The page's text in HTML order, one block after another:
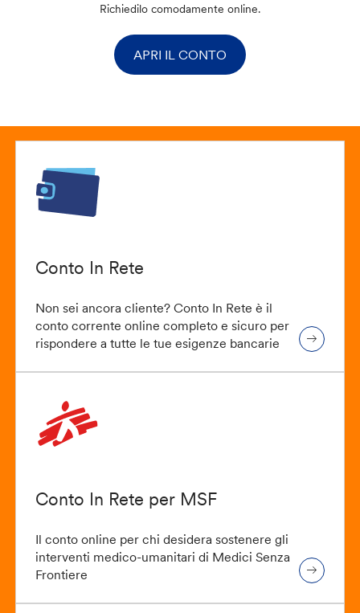
Richiedilo comodamente online.
APRI IL CONTO
Conto In Rete
Non sei ancora cliente? Conto In Rete è il
conto corrente online completo e sicuro per
rispondere a tutte le tue esigenze bancarie
Conto In Rete per MSF
Il conto online per chi desidera sostenere gli
interventi medico-umanitari di Medici Senza
Frontiere